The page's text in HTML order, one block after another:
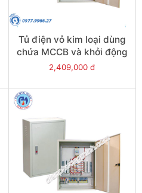
Tủ điện vỏ kim loại dùng
chứa MCCB và khởi động
từ - Model CKE9+5
2,409,000 đ